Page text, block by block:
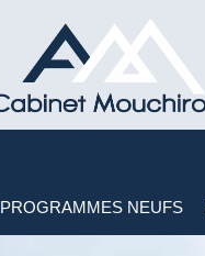
PROGRAMMES NEUFS